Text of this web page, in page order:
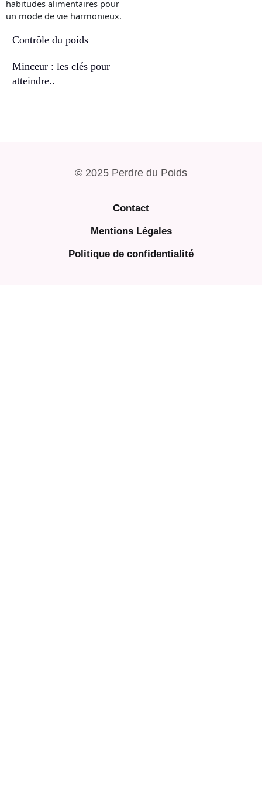
Contrôle du poids
Minceur : les clés pour
atteindre..
© 2025 Perdre du Poids
Contact
Mentions Légales
Politique de confidentialité